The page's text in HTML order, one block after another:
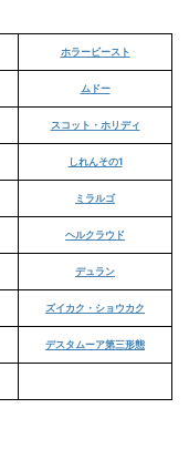
ホラービースト
ムドー
スコット・ホリディ
しれんその1
ミラルゴ
ヘルクラウド
デュラン
ズイカク・ショウカク
デスタムーア第三形態